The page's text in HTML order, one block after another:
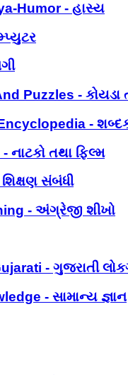
Humor - હાસ્ય
Puzzles - કોયડા
-
નાટકો તથા ફિલ્મ
સંબંધી
- અંગ્રેજી શીખો
- ગુજરાતી
- સામાન્ય જ્ઞાન